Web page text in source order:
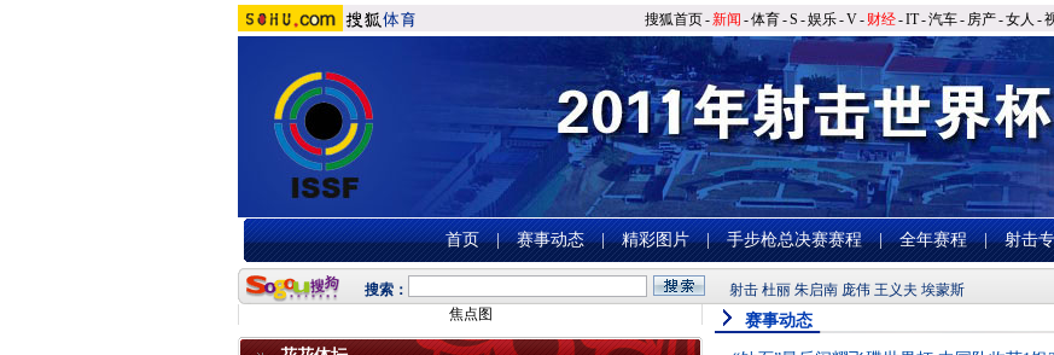
搜狐首页-新闻 -体育-S -娱乐-V- 财经-IT-汽车- 房产-女人 -
首页|赛事动态|精彩图片|手步枪总决赛赛程|全年赛程|射击
搜索： 射击 杜丽 朱启南 庞伟 王义夫 埃蒙斯
焦点图
赛事动态